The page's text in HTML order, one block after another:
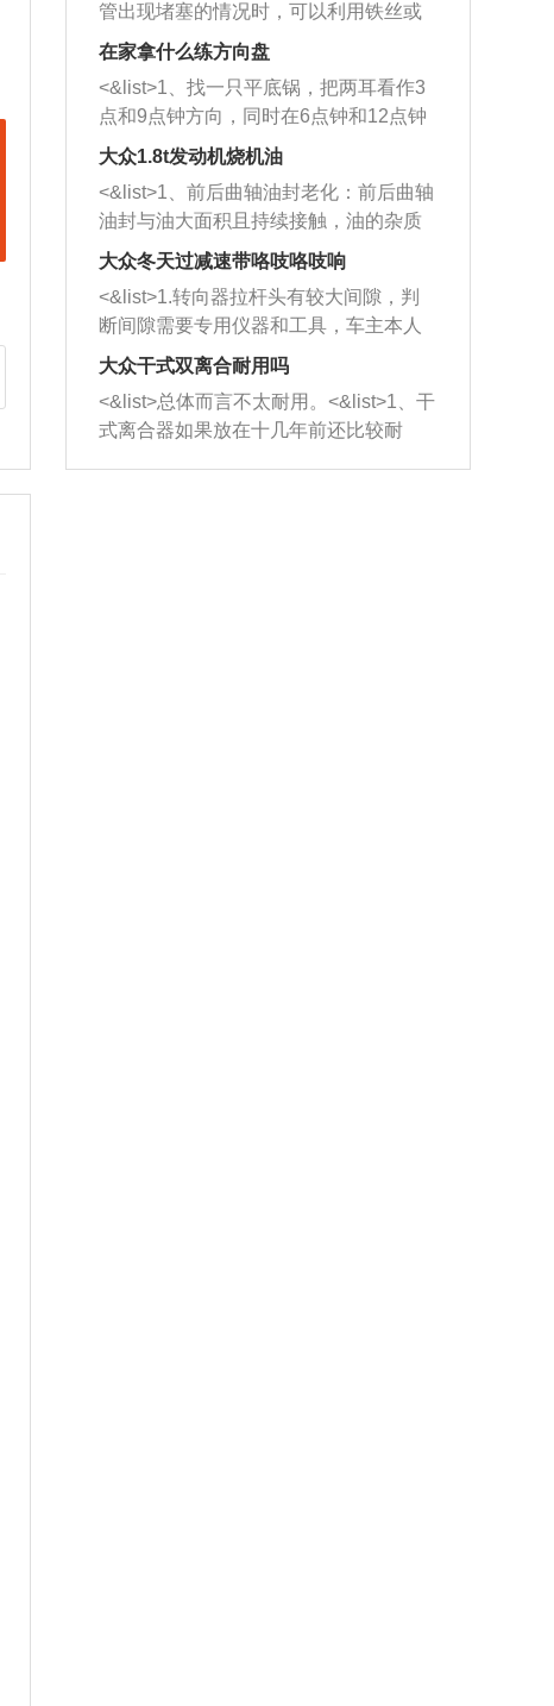
管出现堵塞的情况时，可以利用铁丝或
者是细棍，直接将杂物给取出来，如果
堵塞情况比较严重，也可以采取应急措
施。 <&list>2、直接利用木棍将所有的
杂物推到排气管里面的位置处，然后将
三元催化器拆解开，就可以将堵塞的东
西取出来。但如果是因为积碳过多引起
的堵塞，就需要将三元催化器泡在草酸
洗剂对堵塞的情况得到解决，将清洗剂
放在燃油箱中，与燃油混合后，车辆启
动时，就可以和汽油一起进入到燃烧
室，最后形成废气排出，就可以让三元
催化器得到清洗，排气管堵塞的情况就
能够得到解决。
在家拿什么练方向盘
<&list>1、找一只平底锅，把两耳看作3
点和9点钟方向，同时在6点钟和12点钟
方向做一个标记。 <&list>2、双手握住
一圈半的练习，往右同样也要打相同的
圈数。 <&list>3、最后强调要反复练
习，这样就可以形成肌肉记忆，在真实
驾驶车辆时，不需要记忆也能打好方
向。
大众1.8t发动机烧机油
<&list>1、前后曲轴油封老化：前后曲轴
油封与油大面积且持续接触，油的杂质
和发动机内持续温度变化使其密封效果
逐渐减弱，导致渗油或漏油。<&list>2、
活塞间隙过大：积碳会使活塞环与缸体
的间隙扩大，导致机油流入燃烧室中，
造成烧机油。<&list>3、机油粘度。使用
机油粘度过小的话，同样会有烧机油现
象，机油粘度过小具有很好的流动性，
大众冬天过减速带咯吱咯吱响
<&list>1.转向器拉杆头有较大间隙，判
断间隙需要专用仪器和工具，车主本人
无法制作，需要将车辆送到修理厂或4s
店；<&list>2.车辆半轴套管防尘罩破
裂，破裂后会出现漏油现象，使半轴磨
损严重，磨损的半轴容易损坏，产生异
响；<&list>3.稳定器的转向胶套和球头
大众干式双离合耐用吗
<&list>总体而言不太耐用。<&list>1、干
式离合器如果放在十几年前还比较耐